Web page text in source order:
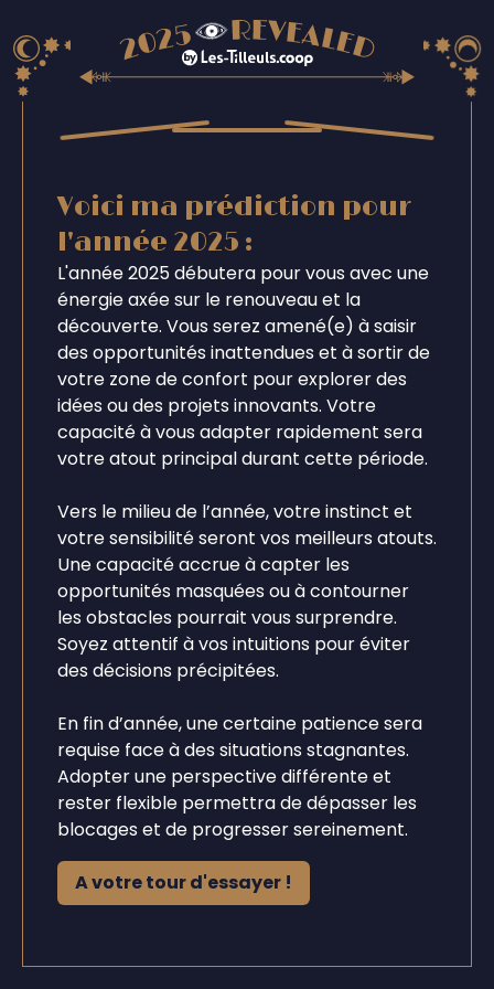
Voici ma prédiction pour
l'année 2025 :
L'année 2025 débutera pour vous avec une
énergie axée sur le renouveau et la
découverte. Vous serez amené(e) à saisir
des opportunités inattendues et à sortir de
votre zone de confort pour explorer des
idées ou des projets innovants. Votre
capacité à vous adapter rapidement sera
votre atout principal durant cette période.
Vers le milieu de l’année, votre instinct et
votre sensibilité seront vos meilleurs atouts.
Une capacité accrue à capter les
opportunités masquées ou à contourner
les obstacles pourrait vous surprendre.
Soyez attentif à vos intuitions pour éviter
des décisions précipitées.
En fin d’année, une certaine patience sera
requise face à des situations stagnantes.
Adopter une perspective différente et
rester flexible permettra de dépasser les
blocages et de progresser sereinement.
A votre tour d'essayer !